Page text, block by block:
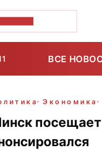
ВСЕ
Экономика
посещает